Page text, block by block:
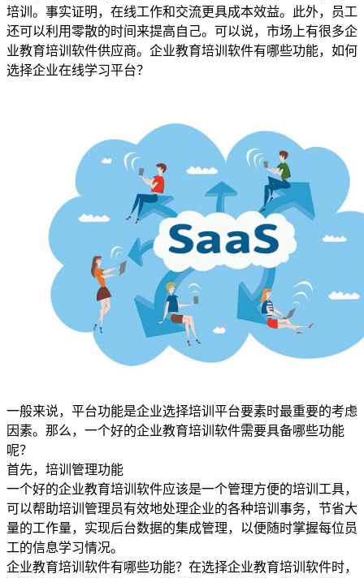
培训。事实证明，在线工作和交流更具成本效益。此外，员工
还可以利用零散的时间来提高自己。可以说，市场上有很多企
业教育培训软件供应商。企业教育培训软件有哪些功能，如何
选择企业在线学习平台？
一般来说，平台功能是企业选择培训平台要素时最重要的考虑
因素。那么，一个好的企业教育培训软件需要具备哪些功能
呢？
首先，培训管理功能
一个好的企业教育培训软件应该是一个管理方便的培训工具，
可以帮助培训管理员有效地处理企业的各种培训事务，节省大
量的工作量，实现后台数据的集成管理，以便随时掌握每位员
工的信息学习情况。
企业教育培训软件有哪些功能？在选择企业教育培训软件时，